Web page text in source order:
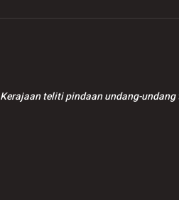
Kerajaan teliti pindaan undang-